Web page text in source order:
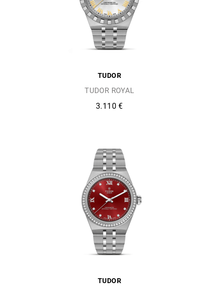
TUDOR
TUDOR ROYAL
3.110 €
TUDOR